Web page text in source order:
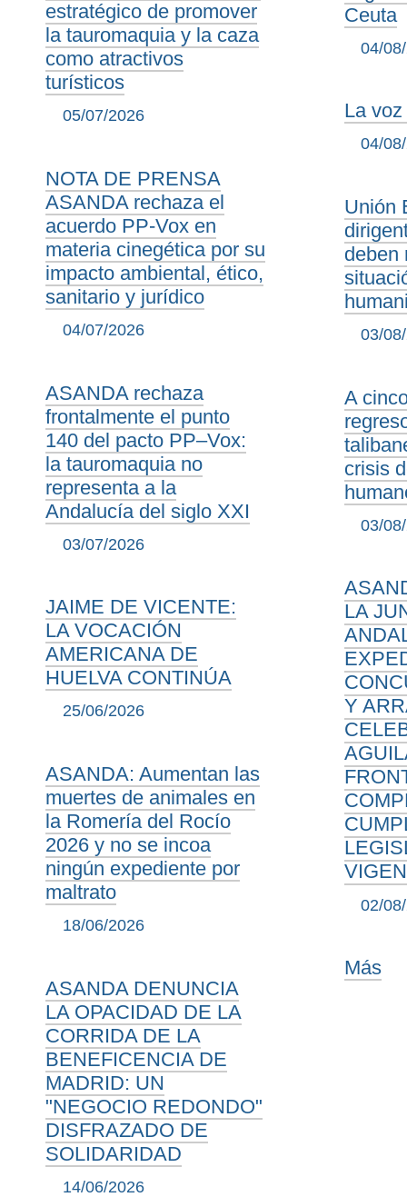
estratégico de promover
la tauromaquia y la caza
como atractivos
turísticos
05/07/2026
NOTA DE PRENSA
ASANDA rechaza el
acuerdo PP-Vox en
materia cinegética por su
impacto ambiental, ético,
sanitario y jurídico
04/07/2026
ASANDA rechaza
frontalmente el punto
140 del pacto PP–Vox:
la tauromaquia no
representa a la
Andalucía del siglo XXI
03/07/2026
JAIME DE VICENTE:
LA VOCACIÓN
AMERICANA DE
HUELVA CONTINÚA
25/06/2026
ASANDA: Aumentan las
muertes de animales en
la Romería del Rocío
2026 y no se incoa
ningún expediente por
maltrato
18/06/2026
ASANDA DENUNCIA
LA OPACIDAD DE LA
CORRIDA DE LA
BENEFICENCIA DE
MADRID: UN
"NEGOCIO REDONDO"
DISFRAZADO DE
SOLIDARIDAD
14/06/2026
Ceuta
04/
La
04/
Unión
deben
03/
A
crisis
03/
LA
Y
02/
Más